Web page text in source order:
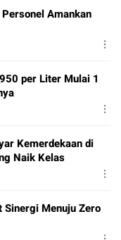
Amankan
per Liter Mulai 1
Kemerdekaan di
Naik Kelas
Sinergi Menuju Zero